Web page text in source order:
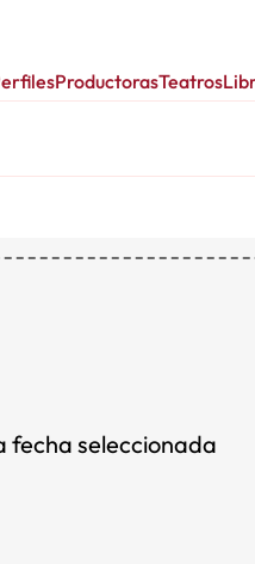
ProductorasTeatros
fecha seleccionada